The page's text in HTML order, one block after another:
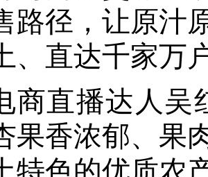
路径，让原汁
、直达千家万
商直播达人吴
果香浓郁、果
特色的优质农